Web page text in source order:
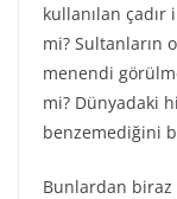
kullanılan çadır
mi? Sultanların
menendi
mi? Dünyadaki
benzemediğini
Bunlardan biraz